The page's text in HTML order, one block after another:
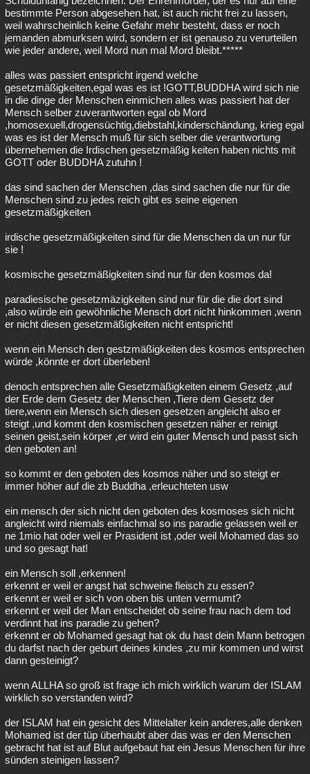
bestimmte Person abgesehen hat, ist auch nicht frei zu lassen,
weil wahrscheinlich keine Gefahr mehr besteht, dass er noch
jemanden abmurksen wird, sondern er ist genauso zu verurteilen
wie jeder andere, weil Mord nun mal Mord bleibt.*****
alles was passiert entspricht irgend welche
gesetzmäßigkeiten,egal was es ist !GOTT,BUDDHA wird sich nie
in die dinge der Menschen einmichen alles was passiert hat der
Mensch selber zuverantworten egal ob Mord
,homosexuell,drogensüchtig,diebstahl,kinderschändung, krieg egal
was es ist der Mensch muß für sich selber die verantwortung
übernehemen die Irdischen gesetzmäßig keiten haben nichts mit
GOTT oder BUDDHA zutuhn !
das sind sachen der Menschen ,das sind sachen die nur für die
Menschen sind zu jedes reich gibt es seine eigenen
gesetzmäßigkeiten
irdische gesetzmäßigkeiten sind für die Menschen da un nur für
sie !
kosmische gesetzmäßigkeiten sind nur für den kosmos da!
paradiesische gesetzmäzigkeiten sind nur für die die dort sind
,also würde ein gewöhnliche Mensch dort nicht hinkommen ,wenn
er nicht diesen gesetzmäßigkeiten nicht entspricht!
wenn ein Mensch den gestzmäßigkeiten des kosmos entsprechen
würde ,könnte er dort überleben!
denoch entsprechen alle Gesetzmäßigkeiten einem Gesetz ,auf
der Erde dem Gesetz der Menschen ,Tiere dem Gesetz der
tiere,wenn ein Mensch sich diesen gesetzen angleicht also er
steigt ,und kommt den kosmischen gesetzen näher er reinigt
seinen geist,sein körper ,er wird ein guter Mensch und passt sich
den geboten an!
so kommt er den geboten des kosmos näher und so steigt er
immer höher auf die zb Buddha ,erleuchteten usw
ein mensch der sich nicht den geboten des kosmoses sich nicht
angleicht wird niemals einfachmal so ins paradie gelassen weil er
ne 1mio hat oder weil er Prasident ist ,oder weil Mohamed das so
und so gesagt hat!
ein Mensch soll ,erkennen!
erkennt er weil er angst hat schweine fleisch zu essen?
erkennt er weil er sich von oben bis unten vermumt?
erkennt er weil der Man entscheidet ob seine frau nach dem tod
verdinnt hat ins paradie zu gehen?
erkennt er ob Mohamed gesagt hat ok du hast dein Mann betrogen
du darfst nach der geburt deines kindes ,zu mir kommen und wirst
dann gesteinigt?
wenn ALLHA so groß ist frage ich mich wirklich warum der ISLAM
wirklich so verstanden wird?
der ISLAM hat ein gesicht des Mittelalter kein anderes,alle denken
Mohamed ist der tüp überhaubt aber das was er den Menschen
gebracht hat ist auf Blut aufgebaut hat ein Jesus Menschen für ihre
sünden steinigen lassen?